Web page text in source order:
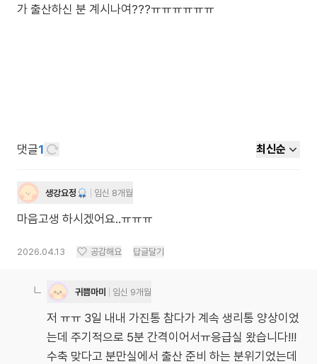
가 출산하신 분 계시나여???ㅠㅠㅠㅠㅠㅠ
댓글1 최신순
생강요정 임신 8개월
마음고생 하시겠어요..ㅠㅠㅠ
2026.04.13 공감해요 답글달기
귀쁨마미 임신 9개월
저 ㅠㅠ 3일 내내 가진통 참다가 계속 생리통 양상이었
는데 주기적으로 5분 간격이어서ㅠ응급실 왔습니다!!!
수축 맞다고 분만실에서 출산 준비 하는 분위기었는데